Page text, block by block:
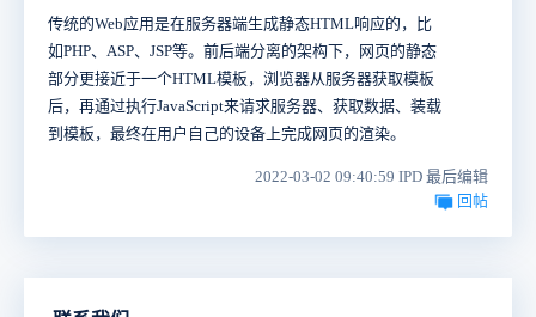
传统的Web应用是在服务器端生成静态HTML响应的，比
如PHP、ASP、JSP等。前后端分离的架构下，网页的静态
部分更接近于一个HTML模板，浏览器从服务器获取模板
后，再通过执行JavaScript来请求服务器、获取数据、装载
到模板，最终在用户自己的设备上完成网页的渲染。
2022-03-02 09:40:59 IPD 最后编辑
回帖